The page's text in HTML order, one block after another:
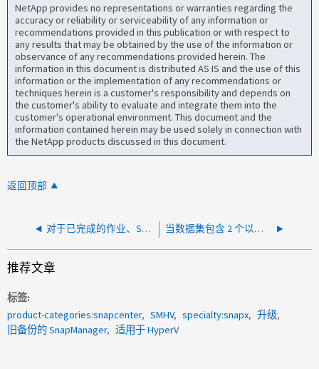
NetApp provides no representations or warranties regarding the
accuracy or reliability or serviceability of any information or
recommendations provided in this publication or with respect to
any results that may be obtained by the use of the information or
observance of any recommendations provided herein. The
information in this document is distributed AS IS and the use of this
information or the implementation of any recommendations or
techniques herein is a customer's responsibility and depends on
the customer's ability to evaluate and integrate them into the
customer's operational environment. This document and the
information contained herein may be used solely in connection with
the NetApp products discussed in this document.
返回顶部
对于已完成的作业、SMHV显示的运行状态不正确、并且"_running.txt "仍保留 当数据集包含 2 个以上的卷时，SMHV 不会删除快照
推荐文章
标签
product-categories:snapcenter
SMHV specialty:snapx
升级
旧备份的 SnapManager
适用于 HyperV